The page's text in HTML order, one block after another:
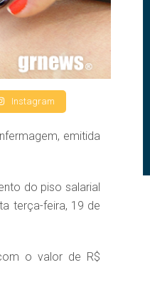
Instagram
emitida
do piso salarial
terça-feira, 19 de
o valor de R$